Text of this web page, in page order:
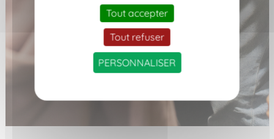
Tout accepter
Tout refuser
PERSONNALISER